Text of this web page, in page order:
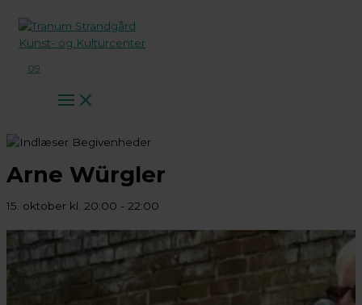
indholdet
09
Arne Würgler
15. oktober kl. 20:00 - 22:00